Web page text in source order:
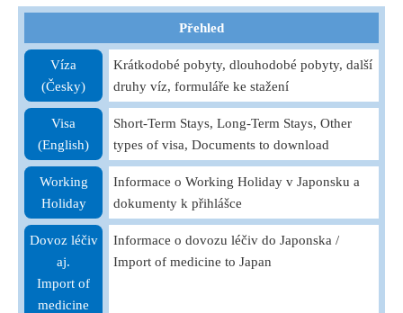
Přehled
Víza
(Česky)
Krátkodobé pobyty, dlouhodobé pobyty, další
druhy víz, formuláře ke stažení
Visa
(English)
Short-Term Stays, Long-Term Stays, Other
types of visa, Documents to download
Working
Holiday
Informace o Working Holiday v Japonsku a
dokumenty k přihlášce
Dovoz léčiv
aj.
Import of
medicine
Informace o dovozu léčiv do Japonska /
Import of medicine to Japan